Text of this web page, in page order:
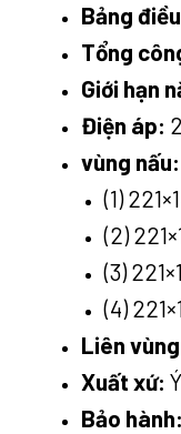
Bảng
Tổng
Giới hạn
Điện áp:
vùng nấu:
(1)
(2)
(3)
(4)
Liên
Xuất xứ: Ý
Bảo hành: